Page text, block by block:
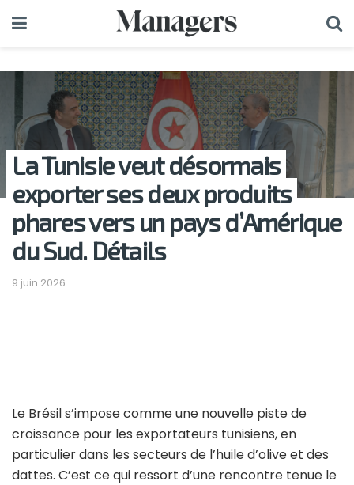
La Tunisie veut désormais
exporter ses deux produits
phares vers un pays d’Amérique
du Sud. Détails
9 juin 2026
Le Brésil s’impose comme une nouvelle piste de
croissance pour les exportateurs tunisiens, en
particulier dans les secteurs de l’huile d’olive et des
dattes. C’est ce qui ressort d’une rencontre tenue le